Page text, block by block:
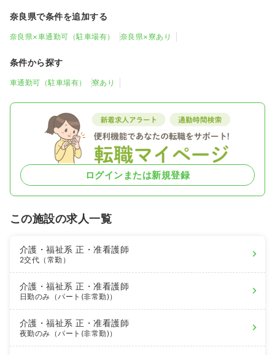
奈良県で条件を追加する
奈良県×車通勤可（駐車場有） 奈良県×寮あり
条件から探す
車通勤可（駐車場有） 寮あり
ログインまたは新規登録
この施設の求人一覧
介護・福祉系正・准看護師
2交代（常勤）
介護・福祉系正・准看護師
日勤のみ（パート(非常勤)）
介護・福祉系正・准看護師
夜勤のみ（パート(非常勤)）